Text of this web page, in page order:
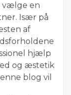
vælge en
Især på
af
hjælp
og æstetik
blog vil